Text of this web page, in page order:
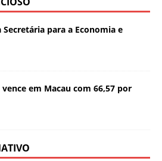
Secretária para a Economia e
em Macau com 66,57 por